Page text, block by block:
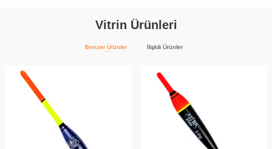
Vitrin Ürünleri
Benzer Ürünler İlişkili Ürünler